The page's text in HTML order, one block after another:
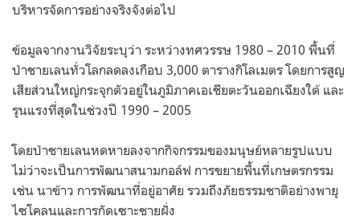
บริหารจัดการอย่างจริงจังต่อไป
ข้อมูลจากงานวิจัยระบุว่า ระหว่างทศวรรษ 1980 – 2010 พื้นที่
ป่าชายเลนทั่วโลกลดลงเกือบ 3,000 ตารางกิโลเมตร โดยการสูญ
เสียส่วนใหญ่กระจุกตัวอยู่ในภูมิภาคเอเชียตะวันออกเฉียงใต้ และ
รุนแรงที่สุดในช่วงปี 1990 – 2005
โดยป่าชายเลนหดหายลงจากกิจกรรมของมนุษย์หลายรูปแบบ
ไม่ว่าจะเป็นการพัฒนาสนามกอล์ฟ การขยายพื้นที่เกษตรกรรม
เช่น นาข้าว การพัฒนาที่อยู่อาศัย รวมถึงภัยธรรมชาติอย่างพายุ
ไซโคลนและการกัดเซาะชายฝั่ง